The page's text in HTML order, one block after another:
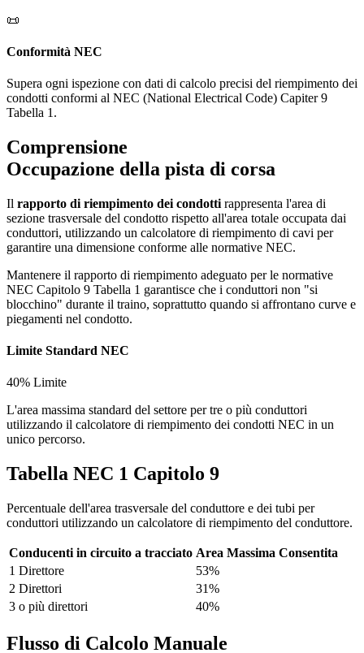
📜
Conformità NEC
Supera ogni ispezione con dati di calcolo precisi del riempimento dei
condotti conformi al NEC (National Electrical Code) Capiter 9
Tabella 1.
Comprensione
Occupazione della pista di corsa
Il rapporto di riempimento dei condotti rappresenta l'area di
sezione trasversale del condotto rispetto all'area totale occupata dai
conduttori, utilizzando un calcolatore di riempimento di cavi per
garantire una dimensione conforme alle normative NEC.
Mantenere il rapporto di riempimento adeguato per le normative
NEC Capitolo 9 Tabella 1 garantisce che i conduttori non "si
blocchino" durante il traino, soprattutto quando si affrontano curve e
piegamenti nel condotto.
Limite Standard NEC
40% Limite
L'area massima standard del settore per tre o più conduttori
utilizzando il calcolatore di riempimento dei condotti NEC in un
unico percorso.
Tabella NEC 1 Capitolo 9
Percentuale dell'area trasversale del conduttore e dei tubi per
conduttori utilizzando un calcolatore di riempimento del conduttore.
Conducenti in circuito a tracciato Area Massima Consentita
1 Direttore
53%
2 Direttori
31%
3 o più direttori
40%
Flusso di Calcolo Manuale